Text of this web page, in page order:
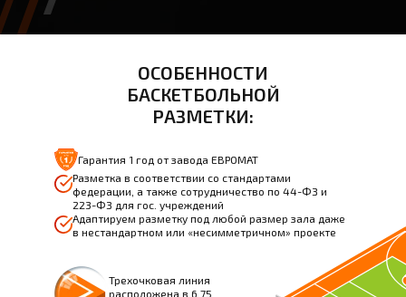
ОСОБЕННОСТИ
БАСКЕТБОЛЬНОЙ
РАЗМЕТКИ:
Разметка в соответствии со стандартами
федерации, а также сотрудничество по 44-ФЗ и
223-ФЗ для гос. учреждений
Гарантия 1 год от завода ЕВРОМАТ
Адаптируем разметку под любой размер зала даже
в нестандартном или «несимметричном» проекте
Трехочковая линия
расположена в 6,75